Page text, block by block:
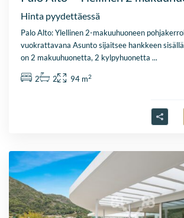
Hinta pyydettäessä
Palo Alto: Ylellinen 2-makuuhuoneen
vuokrattavana Asunto sijaitsee hankkeen
on 2 makuuhuonetta, 2 kylpyhuonetta...
2 2 94 m2